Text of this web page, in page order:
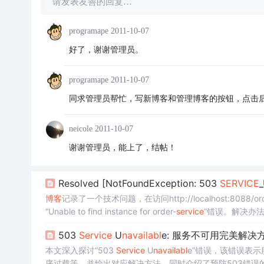
programape 2011-10-07
好了，谢谢管理员。
programape 2011-10-07
同求管理员帮忙，写新博客和管理博客的按钮，点
neicole 2011-10-07
谢谢管理员，能上了，结帖！
Resolved [NotFoundException: 503 SERVICE
博客记录了一个技术问题，在访问http://localhost:8088/
“Unable to find instance for order-service”错误。解决办
503 ServiceUnavailable: 服务不可用完美解决
本文深入探讨“503 ServiceUnavailable”错误，该错误表